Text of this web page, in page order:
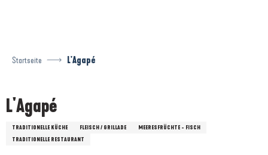
Startseite L'Agapé
L'Agapé
TRADITIONELLE KÜCHE FLEISCH / GRILLADE
MEERESFRÜCHTE - FISCH
TRADITIONELLE RESTAURANT